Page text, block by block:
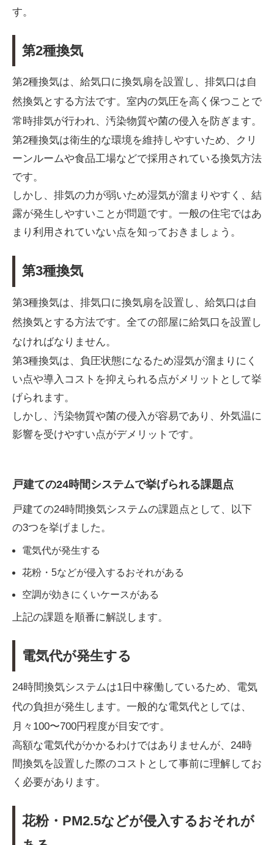
す。
第2種換気
第2種換気は、給気口に換気扇を設置し、排気口は自
然換気とする方法です。室内の気圧を高く保つことで
常時排気が行われ、汚染物質や菌の侵入を防ぎます。
第2種換気は衛生的な環境を維持しやすいため、クリ
ーンルームや食品工場などで採用されている換気方法
です。
しかし、排気の力が弱いため湿気が溜まりやすく、結
露が発生しやすいことが問題です。一般の住宅ではあ
まり利用されていない点を知っておきましょう。
第3種換気
第3種換気は、排気口に換気扇を設置し、給気口は自
然換気とする方法です。全ての部屋に給気口を設置し
なければなりません。
第3種換気は、負圧状態になるため湿気が溜まりにく
い点や導入コストを抑えられる点がメリットとして挙
げられます。
しかし、汚染物質や菌の侵入が容易であり、外気温に
影響を受けやすい点がデメリットです。
戸建ての24時間システムで挙げられる課題点
戸建ての24時間換気システムの課題点として、以下
の3つを挙げました。
電気代が発生する
花粉・5などが侵入するおそれがある
空調が効きにくいケースがある
上記の課題を順番に解説します。
電気代が発生する
24時間換気システムは1日中稼働しているため、電気
代の負担が発生します。一般的な電気代としては、
月々100〜700円程度が目安です。
高額な電気代がかかるわけではありませんが、24時
間換気を設置した際のコストとして事前に理解してお
く必要があります。
花粉・PM2.5などが侵入するおそれが